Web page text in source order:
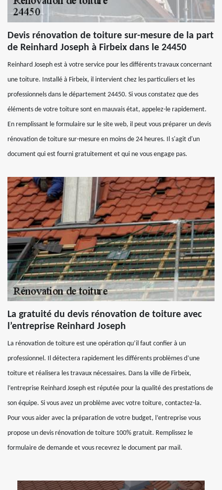
Devis rénovation de toiture sur-mesure de la part
de Reinhard Joseph à Firbeix dans le 24450
Reinhard Joseph est à votre service pour les différents travaux concernant
une toiture. Installé à Firbeix, il intervient chez les particuliers et les
professionnels dans le département 24450. Si vous constatez que des
éléments de votre toiture sont en mauvais état, appelez-le rapidement.
En remplissant le formulaire sur le site web, il peut vous préparer un devis
rénovation de toiture sur-mesure en moins de 24 heures. Il s'agit d'un
document qui est fourni gratuitement et qui ne vous engage pas.
La gratuité du devis rénovation de toiture avec
l’entreprise Reinhard Joseph
La rénovation de toiture est une opération qu’il faut confier à un
professionnel. Il détectera rapidement les différents problèmes d’une
toiture et réalisera les travaux nécessaires. Dans la ville de Firbeix,
l’entreprise Reinhard Joseph est réputée pour la qualité des prestations de
son équipe. Si vous avez un problème avec votre toiture, contactez-la.
Pour vous aider avec la préparation de votre budget, l’entreprise vous
propose un devis rénovation de toiture 100% gratuit. Remplissez le
formulaire de demande et vous recevrez le document par mail.